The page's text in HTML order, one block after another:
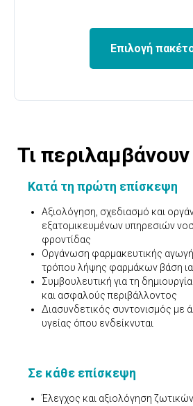
Επιλογή
Τι
Κατά τη πρώτη επίσκεψη
Αξιολόγηση, σχεδιασμό και
εξατομικευμένων υπηρεσιών
φροντίδας
Οργάνωση φαρμακευτικής
τρόπου λήψης φαρμάκων βάση
Συμβουλευτική για τη
και ασφαλούς περιβάλλοντος
Διασυνδετικός συντονισμός με
υγείας όπου ενδείκνυται
Σε κάθε επίσκεψη
Έλεγχος και αξιολόγηση